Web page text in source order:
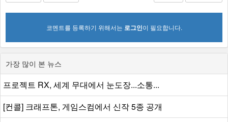
코멘트를 등록하기 위해서는 로그인이 필요합니다.
가장 많이 본 뉴스
프로젝트 RX, 세계 무대에서 눈도장...소통...
[컨콜] 크래프톤, 게임스컴에서 신작 5종 공개